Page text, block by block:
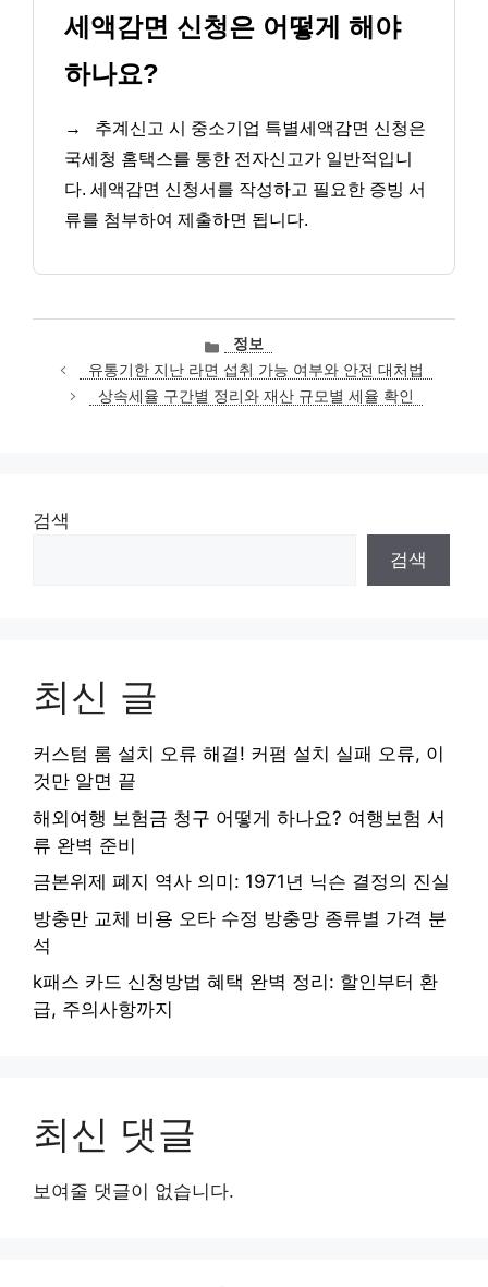
세액감면 신청은 어떻게 해야
하나요?
→
추계신고 시 중소기업 특별세액감면 신청은
국세청 홈택스를 통한 전자신고가 일반적입니
다. 세액감면 신청서를 작성하고 필요한 증빙 서
류를 첨부하여 제출하면 됩니다.
카
테
고
리
정보
유통기한 지난 라면 섭취 가능 여부와 안전 대처법
상속세율 구간별 정리와 재산 규모별 세율 확인
검색
검색
최신 글
커스텀 롬 설치 오류 해결! 커펌 설치 실패 오류, 이
것만 알면 끝
해외여행 보험금 청구 어떻게 하나요? 여행보험 서
류 완벽 준비
금본위제 폐지 역사 의미: 1971년 닉슨 결정의 진실
방충만 교체 비용 오타 수정 방충망 종류별 가격 분
석
k패스 카드 신청방법 혜택 완벽 정리: 할인부터 환
급, 주의사항까지
최신 댓글
보여줄 댓글이 없습니다.